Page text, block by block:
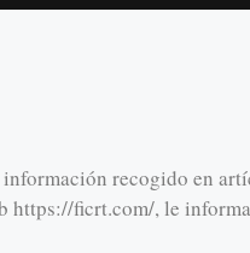
recogido en
https://ficrt.com/, le